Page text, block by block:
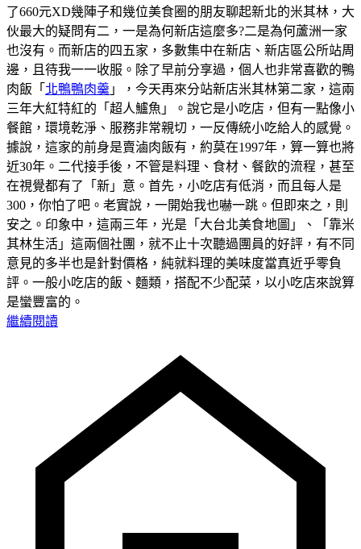
了660元XD幾陣子和幾位美食圈的朋友聊起新北的米其林，大
伙最大的疑問有二，一是為何新店這麼多?二是為何蘆洲一家
也沒有。而新店的四五家，多數集中在新店、新店區公所站周
邊，且待我一一收服。除了早前分享過，個人也非常喜歡的鴨
肉飯「 北鴨鴨肉羹 」，今天再來分站新店米其林第二家，這兩
三年大紅特紅的「超人鱸魚」。說它是小吃店，但有一點像小
餐館，環境乾淨、服務非常親切，一反傳統小吃給人的感覺。
據說，這家的前身是賣滷肉飯有，約莫在1997年，算一算也將
近30年。二代接手後，不管是料理、食材、餐飲的流程，甚至
在視覺都有了「新」意。首先，小吃店有低消，而且每人是
300，你怕了吧。老實說，一開始我也嚇一跳。但即來之，則
安之。印象中，這兩三年，光是「大台北美食地圖」、「靠米
其林生活」這兩個社團，就不止十次聽過團員的好評，有不同
意見的多半也是針對價格，純就料理的美味度當真近乎零負
評。一般小吃店的飯、麵類，搭配不少配菜，以小吃店來說算
是蠻豐富的。
繼續閱讀